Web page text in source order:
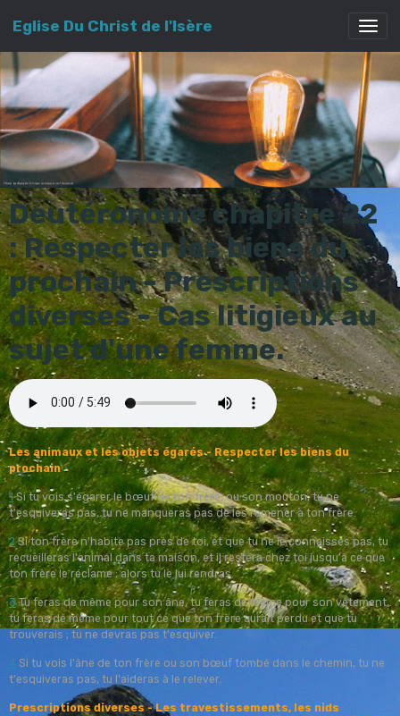
Eglise Du Christ de l'Isère
Deutéronome chapitre 22
: Respecter les biens du
prochain - Prescriptions
diverses - Cas litigieux au
sujet d'une femme.
Les animaux et les objets égarés - Respecter les biens du
prochain
1Si tu vois s'égarer le bœuf de ton frère, ou son mouton, tu ne
t'esquiveras pas, tu ne manqueras pas de les ramener à ton frère.
2Si ton frère n'habite pas près de toi, et que tu ne le connaisses pas, tu
recueilleras l'animal dans ta maison, et il restera chez toi jusqu'à ce que
ton frère le réclame ; alors tu le lui rendras.
3Tu feras de même pour son âne, tu feras de même pour son vêtement,
tu feras de même pour tout ce que ton frère aurait perdu et que tu
trouverais ; tu ne devras pas t'esquiver.
4 Si tu vois l'âne de ton frère ou son bœuf tombé dans le chemin, tu ne
t'esquiveras pas, tu l'aideras à le relever.
Prescriptions diverses -Les travestissements, les nids